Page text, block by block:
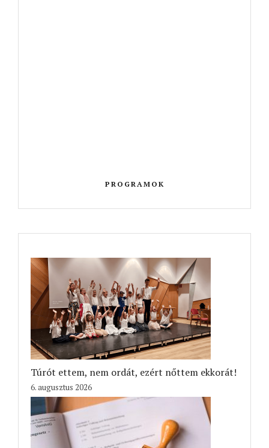
PROGRAMOK
Túrót ettem, nem ordát, ezért nőttem ekkorát!
6. augusztus 2026